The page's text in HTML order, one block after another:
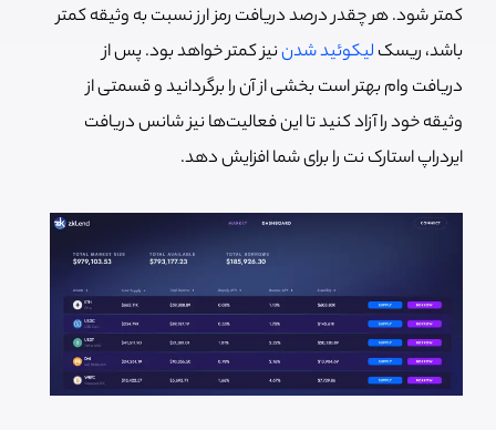
کمتر شود. هر چقدر درصد دریافت رمز ارز نسبت به وثیقه کمتر
باشد، ریسک لیکوئید شدننیز کمتر خواهد بود. پس از
دریافت وام بهتر است بخشی از آن را برگردانید و قسمتی از
وثیقه خود را آزاد کنید تا این فعالیت‌ها نیز شانس دریافت
ایردراپ استارک نت را برای شما افزایش دهد.